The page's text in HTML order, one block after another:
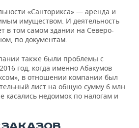
«Санторикса» — аренда и
имуществом. И деятельность
в том самом здании на Северо-
по документам.
также были проблемы с
год, когда именно Абакумов
в отношении компании был
лист на общую сумму 6 млн
касались недоимок по налогам и